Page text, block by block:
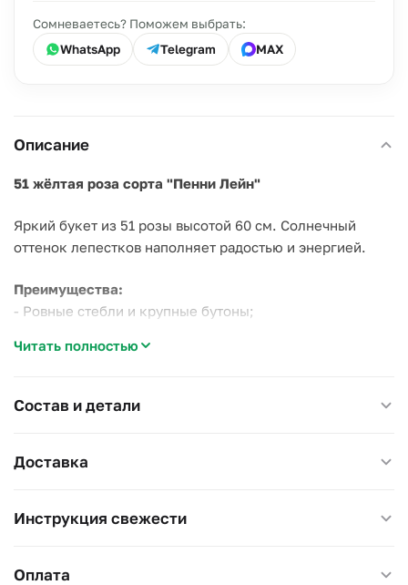
Сомневаетесь? Поможем выбрать:
WhatsApp
Telegram MAX
Описание
51 жёлтая роза сорта "Пенни Лейн"
Яркий букет из 51 розы высотой 60 см. Солнечный
оттенок лепестков наполняет радостью и энергией.
Преимущества:
- Ровные стебли и крупные бутоны;
- Свежие российские розы по выгодной цене.
Особенности:
- Высота стебля 60 см;
- Минимум зелени — максимум цвета.
- Дня рождения или дружеского сюрприза;
- Яркого и стильного жеста.
Читать полностью
Состав и детали
Доставка
Инструкция свежести
Оплата